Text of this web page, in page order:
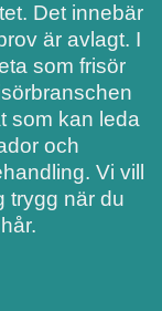
Det innebär
är avlagt. I
som frisör
som kan leda
och
Vi vill
trygg när du